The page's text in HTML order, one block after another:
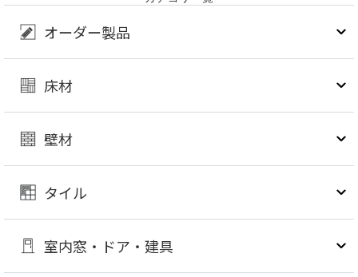
オーダー製品
床材
壁材
タイル
室内窓・ドア・建具